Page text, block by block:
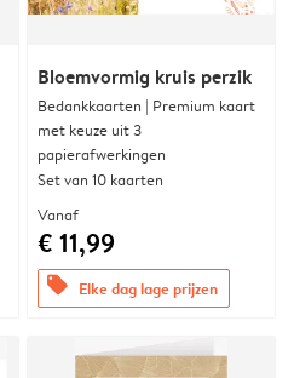
Bloemvormig kruis perzik
Bedankkaarten | Premium kaart
met keuze uit 3
papierafwerkingen
Set van 10 kaarten
Vanaf
€ 11,99
offers Elke dag lage prijzen